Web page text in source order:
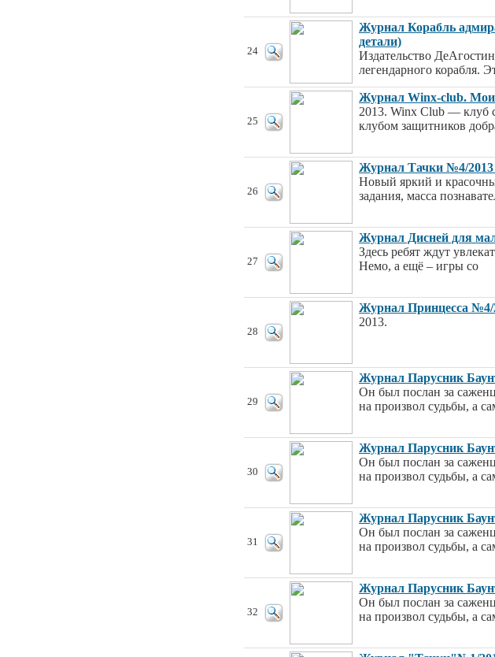
24
Журнал Корабль
детали)
Издательство
легендарного корабля.
25
Журнал Winx-club.
2013. Winx Club — клуб
клубом защитников
26
Журнал Тачки №4/
Новый яркий и
задания, масса
27
Журнал Дисней для
Здесь ребят ждут
Немо, а ещё – игры со
28
Журнал Принцесса №4/
2013.
29
Журнал Парусник
Он был послан за
на произвол судьбы, а
30
Журнал Парусник
Он был послан за
на произвол судьбы, а
31
Журнал Парусник
Он был послан за
на произвол судьбы, а
32
Журнал Парусник
Он был послан за
на произвол судьбы, а